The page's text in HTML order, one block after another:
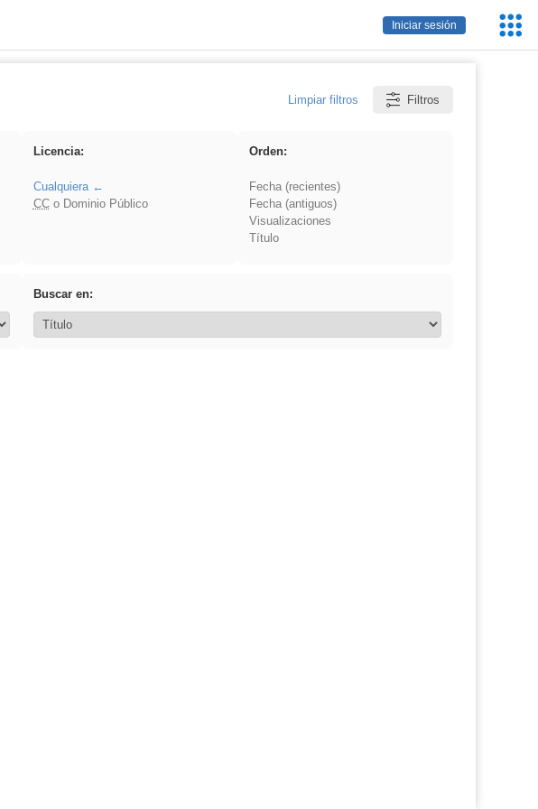
Iniciar sesión
Limpiar filtros Filtros
Licencia:
Cualquiera
CCo Dominio Público
Orden:
Fecha (recientes)
Fecha (antiguos)
Visualizaciones
Título
Buscar en: